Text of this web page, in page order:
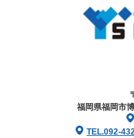
福岡県福岡市
TEL.092-